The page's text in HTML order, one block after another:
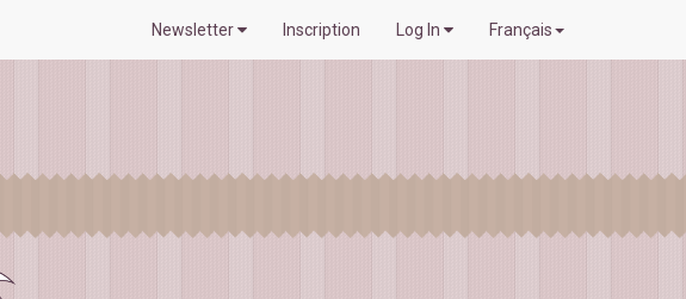
Newsletter Inscription Log In Français